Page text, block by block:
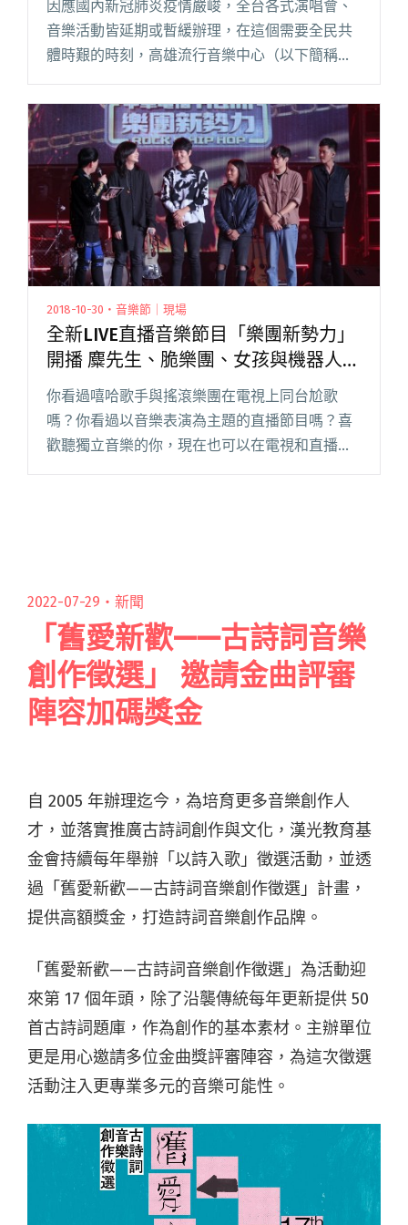
因應國內新冠肺炎疫情嚴峻，全台各式演唱會、
音樂活動皆延期或暫緩辦理，在這個需要全民共
體時艱的時刻，高雄流行音樂中心（以下簡稱高
位民眾，6 月 11 起每週五晚間 8 點推出「HOUSE
好事計畫」線閱讀全文 "高流六月連三周開
Clubhouse 邀音樂人線上暢聊美食、音樂陪你解
2018-10-30・音樂節｜現場
全新LIVE直播音樂節目「樂團新勢力」
開播 麋先生、脆樂團、女孩與機器人嗨
翻全場
你看過嘻哈歌手與搖滾樂團在電視上同台尬歌
嗎？你看過以音樂表演為主題的直播節目嗎？喜
歡聽獨立音樂的你，現在也可以在電視和直播節
目上欣賞自己喜愛的樂團表演囉！上週五
2022-07-29・ 新聞
「舊愛新歡——古詩詞音樂
創作徵選」 邀請金曲評審
陣容加碼獎金
自 2005 年辦理迄今，為培育更多音樂創作人
才，並落實推廣古詩詞創作與文化，漢光教育基
金會持續每年舉辦「以詩入歌」徵選活動，並透
過「舊愛新歡——古詩詞音樂創作徵選」計畫，
提供高額獎金，打造詩詞音樂創作品牌。
「舊愛新歡——古詩詞音樂創作徵選」為活動迎
來第 17 個年頭，除了沿襲傳統每年更新提供 50
首古詩詞題庫，作為創作的基本素材。主辦單位
更是用心邀請多位金曲獎評審陣容，為這次徵選
活動注入更專業多元的音樂可能性。